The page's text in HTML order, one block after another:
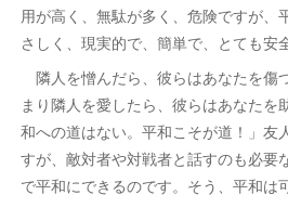
用が高く、無駄が多く、危険ですが、
さしく、現実的で、簡単で、とても安
隣人を憎んだら、彼らはあなたを傷
まり隣人を愛したら、彼らはあなたを
和への道はない。平和こそが道！」友
すが、敵対者や対戦者と話すのも必要
で平和にできるのです。そう、平和は